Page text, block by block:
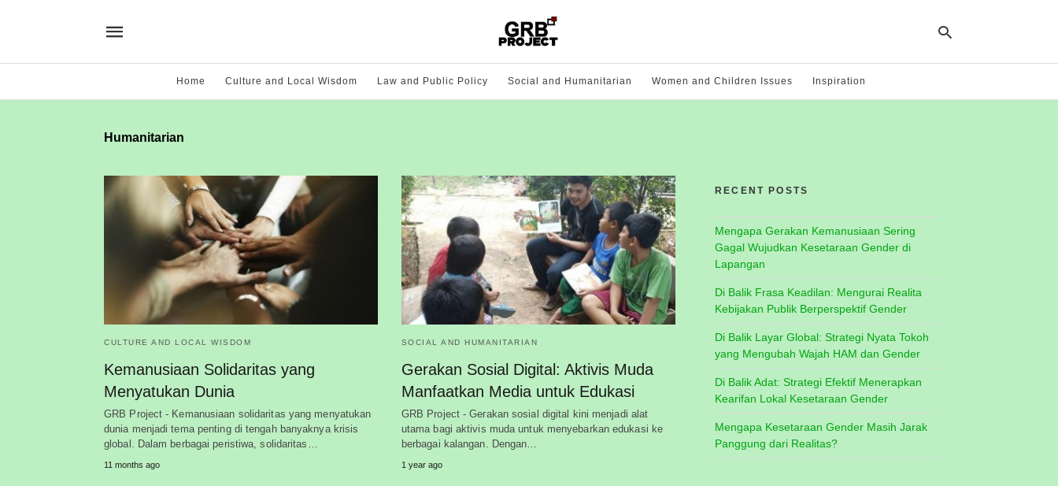
Home Culture and Local Wisdom Law and Public Policy Social and Humanitarian Women and Children Issues Inspiration
Humanitarian
CULTURE AND LOCAL WISDOM
Kemanusiaan Solidaritas yang
Menyatukan Dunia
GRB Project - Kemanusiaan solidaritas yang menyatukan
dunia menjadi tema penting di tengah banyaknya krisis
global. Dalam berbagai peristiwa, solidaritas…
11 months ago
SOCIAL AND HUMANITARIAN
Gerakan Sosial Digital: Aktivis Muda
Manfaatkan Media untuk Edukasi
GRB Project - Gerakan sosial digital kini menjadi alat
utama bagi aktivis muda untuk menyebarkan edukasi ke
berbagai kalangan. Dengan…
1 year ago
RECENT POSTS
Mengapa Gerakan Kemanusiaan Sering
Gagal Wujudkan Kesetaraan Gender di
Lapangan
Di Balik Frasa Keadilan: Mengurai Realita
Kebijakan Publik Berperspektif Gender
Di Balik Layar Global: Strategi Nyata Tokoh
yang Mengubah Wajah HAM dan Gender
Di Balik Adat: Strategi Efektif Menerapkan
Kearifan Lokal Kesetaraan Gender
Mengapa Kesetaraan Gender Masih Jarak
Panggung dari Realitas?